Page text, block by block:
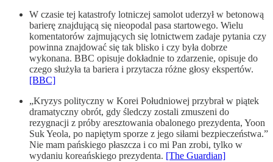
W czasie tej katastrofy lotniczej samolot uderzył w betonową
barierę znajdującą się nieopodal pasa startowego. Wielu
komentatorów zajmujących się lotnictwem zadaje pytania czy
powinna znajdować się tak blisko i czy była dobrze
wykonana. BBC opisuje dokładnie to zdarzenie, opisuje do
czego służyła ta bariera i przytacza różne głosy ekspertów.
[BBC]
„Kryzys polityczny w Korei Południowej przybrał w piątek
dramatyczny obrót, gdy śledczy zostali zmuszeni do
rezygnacji z próby aresztowania obalonego prezydenta, Yoon
Suk Yeola, po napiętym sporze z jego siłami bezpieczeństwa.”
Nie mam pańskiego płaszcza i co mi Pan zrobi, tylko w
wydaniu koreańskiego prezydenta. [The Guardian]